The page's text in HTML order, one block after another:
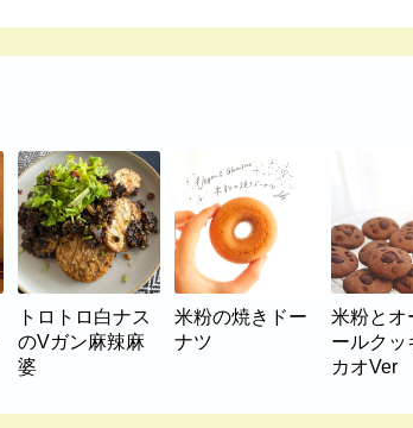
トロトロ白ナス
のVガン麻辣麻
婆
米粉の焼きドー
ナツ
米粉とオ
ールクッ
カオVer